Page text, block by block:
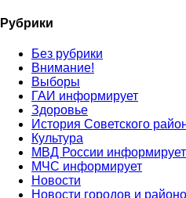
Рубрики
Без рубрики
Внимание!
Выборы
ГАИ информирует
Здоровье
История Советского
Культура
МВД России информирует
МЧС информирует
Новости
Новости городов и